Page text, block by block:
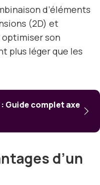
d’éléments
(2D) et
son
plus léger que les
Guide complet axe
d’un